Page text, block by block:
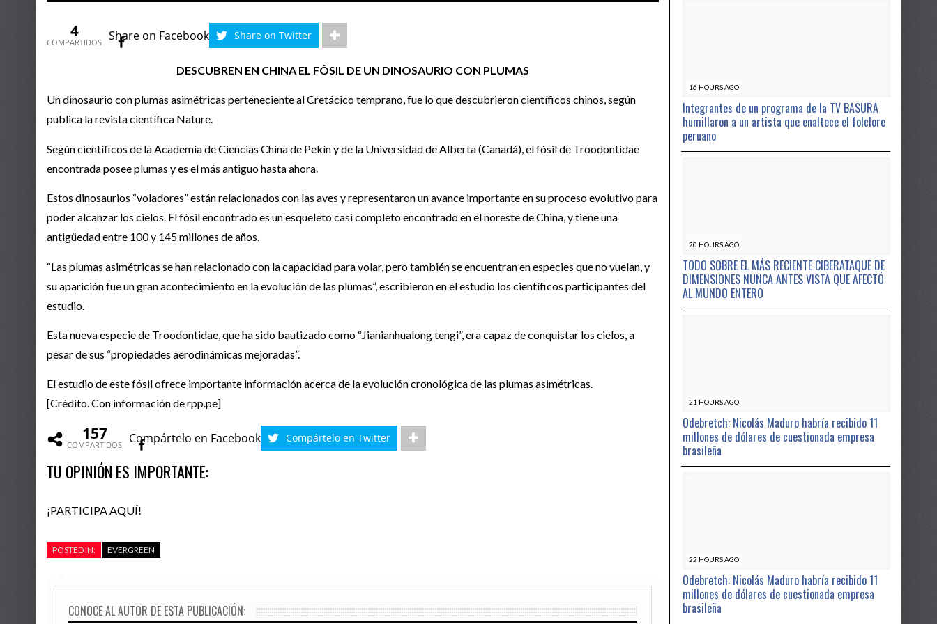
4
COMPARTIDOS Share on Facebook Share on Twitter
DESCUBREN EN CHINA EL FÓSIL DE UN DINOSAURIO CON PLUMAS
Un dinosaurio con plumas asimétricas perteneciente al Cretácico temprano, fue lo que descubrieron científicos chinos, según
publica la revista científica Nature.
Según científicos de la Academia de Ciencias China de Pekín y de la Universidad de Alberta (Canadá), el fósil de Troodontidae
encontrada posee plumas y es el más antiguo hasta ahora.
Estos dinosaurios “voladores” están relacionados con las aves y representaron un avance importante en su proceso evolutivo para
poder alcanzar los cielos. El fósil encontrado es un esqueleto casi completo encontrado en el noreste de China, y tiene una
antigüedad entre 100 y 145 millones de años.
“Las plumas asimétricas se han relacionado con la capacidad para volar, pero también se encuentran en especies que no vuelan, y
su aparición fue un gran acontecimiento en la evolución de las plumas”, escribieron en el estudio los científicos participantes del
estudio.
Esta nueva especie de Troodontidae, que ha sido bautizado como “Jianianhualong tengi”, era capaz de conquistar los cielos, a
pesar de sus “propiedades aerodinámicas mejoradas”.
El estudio de este fósil ofrece importante información acerca de la evolución cronológica de las plumas asimétricas.
[Crédito. Con información de rpp.pe]
157
COMPARTIDOS Compártelo en Facebook Compártelo en Twitter
TU OPINIÓN ES IMPORTANTE:
¡PARTICIPA AQUÍ!
POSTED IN: EVERGREEN
CONOCE AL AUTOR DE ESTA PUBLICACIÓN:
16 HOURS AGO
Integrantes de un programa de la TV BASURA
humillaron a un artista que enaltece el folclore
peruano
20 HOURS AGO
TODO SOBRE EL MÁS RECIENTE CIBERATAQUE DE
DIMENSIONES NUNCA ANTES VISTA QUE AFECTÓ
AL MUNDO ENTERO
21 HOURS AGO
Odebretch: Nicolás Maduro habría recibido 11
millones de dólares de cuestionada empresa
brasileña
22 HOURS AGO
Odebretch: Nicolás Maduro habría recibido 11
millones de dólares de cuestionada empresa
brasileña